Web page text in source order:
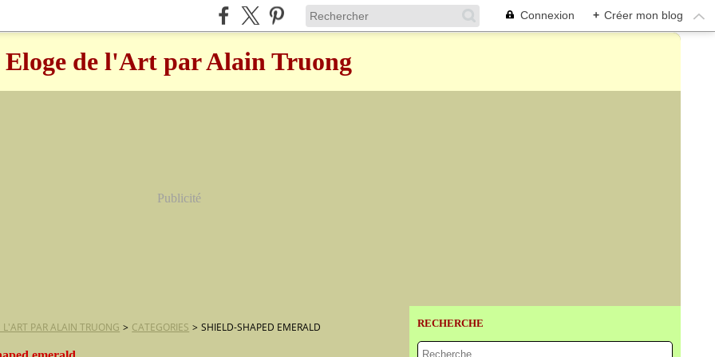
Connexion + Créer mon blog
Eloge de l'Art par Alain Truong
Publicité
L'ART PAR ALAIN TRUONG > CATEGORIES > SHIELD-SHAPED EMERALD RECHERCHE